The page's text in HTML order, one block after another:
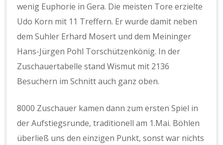
wenig Euphorie in Gera. Die meisten Tore erzielte
Udo Korn mit 11 Treffern. Er wurde damit neben
dem Suhler Erhard Mosert und dem Meininger
Hans-Jürgen Pohl Torschützenkönig. In der
Zuschauertabelle stand Wismut mit 2136
Besuchern im Schnitt auch ganz oben.
8000 Zuschauer kamen dann zum ersten Spiel in
der Aufstiegsrunde, traditionell am 1.Mai. Böhlen
überließ uns den einzigen Punkt, sonst war nichts